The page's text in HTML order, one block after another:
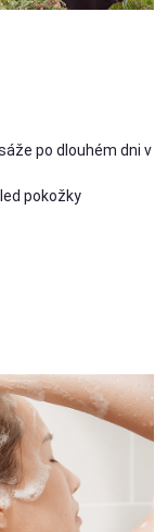
po dlouhém dni v
pokožky